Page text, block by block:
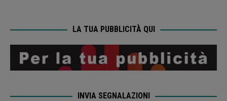
LA TUA PUBBLICITÀ QUI
INVIA SEGNALAZIONI